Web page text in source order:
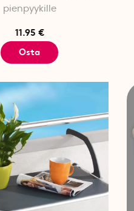
pienpyykille
11.95 €
Osta